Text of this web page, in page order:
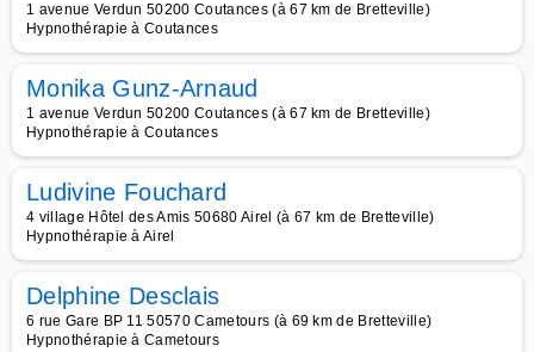
1 avenue Verdun 50200 Coutances (à 67 km de Bretteville)
Hypnothérapie à Coutances
Monika Gunz-Arnaud
1 avenue Verdun 50200 Coutances (à 67 km de Bretteville)
Hypnothérapie à Coutances
Ludivine Fouchard
4 village Hôtel des Amis 50680 Airel (à 67 km de Bretteville)
Hypnothérapie à Airel
Delphine Desclais
6 rue Gare BP 11 50570 Cametours (à 69 km de Bretteville)
Hypnothérapie à Cametours